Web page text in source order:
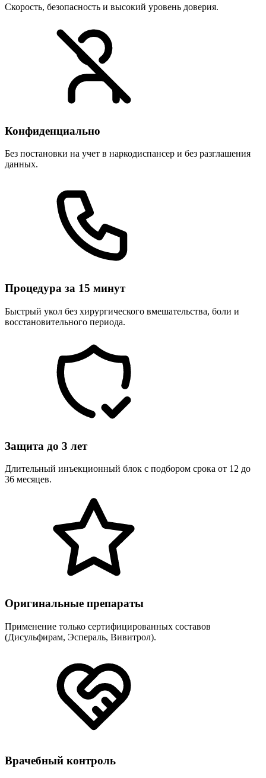
Скорость, безопасность и высокий уровень доверия.
Конфиденциально
Без постановки на учет в наркодиспансер и без разглашения
данных.
Процедура за 15 минут
Быстрый укол без хирургического вмешательства, боли и
восстановительного периода.
Защита до 3 лет
Длительный инъекционный блок с подбором срока от 12 до
36 месяцев.
Оригинальные препараты
Применение только сертифицированных составов
(Дисульфирам, Эспераль, Вивитрол).
Врачебный контроль